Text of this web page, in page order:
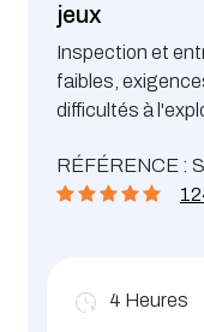
jeux
Inspection et
faibles,
difficultés à
RÉFÉRENCE :
4 Heures